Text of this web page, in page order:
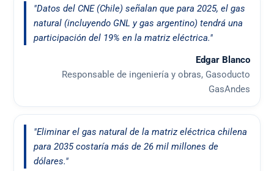
"Datos del CNE (Chile) señalan que para 2025, el gas
natural (incluyendo GNL y gas argentino) tendrá una
participación del 19% en la matriz eléctrica."
Edgar Blanco
Responsable de ingeniería y obras, Gasoducto
GasAndes
"Eliminar el gas natural de la matriz eléctrica chilena
para 2035 costaría más de 26 mil millones de
dólares."